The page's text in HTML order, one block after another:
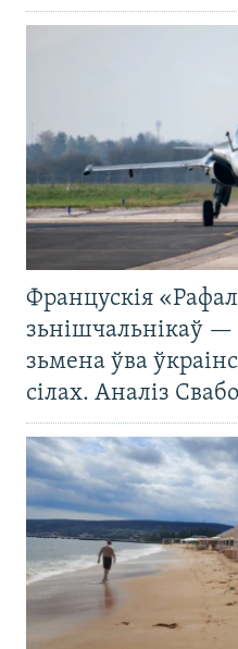
Францускія
зьнішчальнікаў
зьмена ўва
сілах. Аналіз